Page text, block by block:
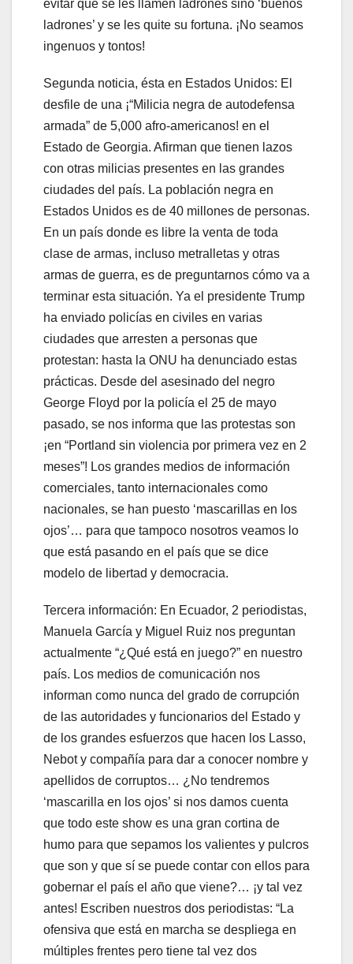
evitar que se les llamen ladrones sino ‘buenos
ladrones’ y se les quite su fortuna. ¡No seamos
ingenuos y tontos!
Segunda noticia, ésta en Estados Unidos: El
desfile de una ¡“Milicia negra de autodefensa
armada” de 5,000 afro-americanos! en el
Estado de Georgia. Afirman que tienen lazos
con otras milicias presentes en las grandes
ciudades del país. La población negra en
Estados Unidos es de 40 millones de personas.
En un país donde es libre la venta de toda
clase de armas, incluso metralletas y otras
armas de guerra, es de preguntarnos cómo va a
terminar esta situación. Ya el presidente Trump
ha enviado policías en civiles en varias
ciudades que arresten a personas que
protestan: hasta la ONU ha denunciado estas
prácticas. Desde del asesinado del negro
George Floyd por la policía el 25 de mayo
pasado, se nos informa que las protestas son
¡en “Portland sin violencia por primera vez en 2
meses”! Los grandes medios de información
comerciales, tanto internacionales como
nacionales, se han puesto ‘mascarillas en los
ojos’… para que tampoco nosotros veamos lo
que está pasando en el país que se dice
modelo de libertad y democracia.
Tercera información: En Ecuador, 2 periodistas,
Manuela García y Miguel Ruiz nos preguntan
actualmente “¿Qué está en juego?” en nuestro
país. Los medios de comunicación nos
informan como nunca del grado de corrupción
de las autoridades y funcionarios del Estado y
de los grandes esfuerzos que hacen los Lasso,
Nebot y compañía para dar a conocer nombre y
apellidos de corruptos… ¿No tendremos
‘mascarilla en los ojos’ si nos damos cuenta
que todo este show es una gran cortina de
humo para que sepamos los valientes y pulcros
que son y que sí se puede contar con ellos para
gobernar el país el año que viene?… ¡y tal vez
antes! Escriben nuestros dos periodistas: “La
ofensiva que está en marcha se despliega en
múltiples frentes pero tiene tal vez dos